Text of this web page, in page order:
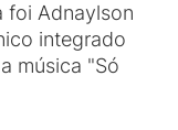
foi Adnaylson
integrado
música "Só